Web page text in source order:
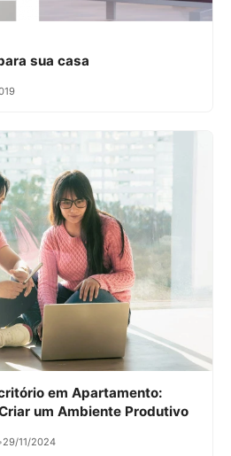
sua casa
em Apartamento:
um Ambiente Produtivo
29/11/2024